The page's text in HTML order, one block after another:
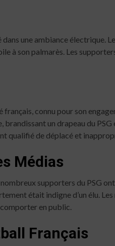
une ambiance électrique.
à son palmarès. Les
connu pour son
un drapeau du
qualifié de déplacé et
Médias
supporters du PSG
était indigne d’un élu.
en public.
Français